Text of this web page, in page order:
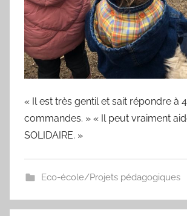
« Il est très gentil et sait répondre à
commandes. » « Il peut vraiment
SOLIDAIRE. »
Eco-école/Projets pédagogiques